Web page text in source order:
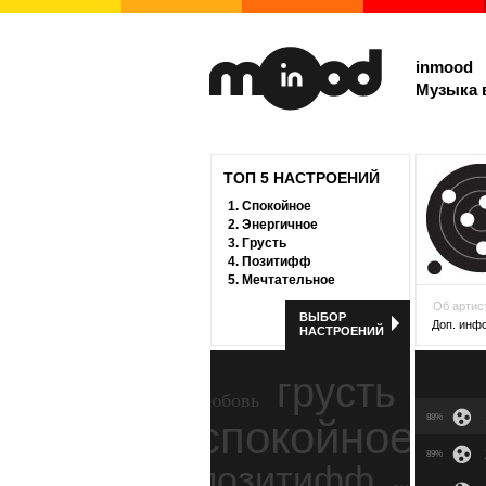
inmood
Музыка
ТОП 5 НАСТРОЕНИЙ
1. Спокойное
2. Энергичное
3. Грусть
4. Позитифф
5. Мечтательное
ВЫБОР
НАСТРОЕНИЙ
любовь грусть
спокойное
Об
Доп.
88%
89%